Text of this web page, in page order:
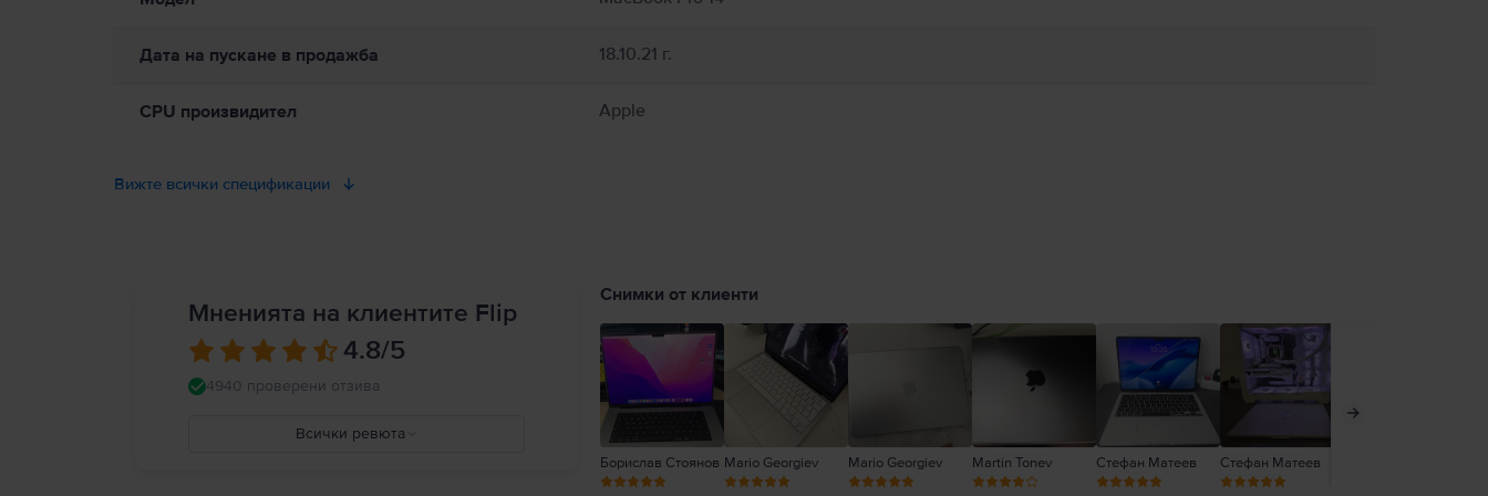
Дата на пускане в продажба 18.10.21 г.
CPU произвидител Apple
Вижте всички спецификации
Мненията на клиентите Flip
4.8/5
4940 проверени отзива
Всички ревюта
Снимки от клиенти
Борислав Стоянов Mario Georgiev Mario Georgiev Martin Tonev Стефан Матеев Стефан Матеев